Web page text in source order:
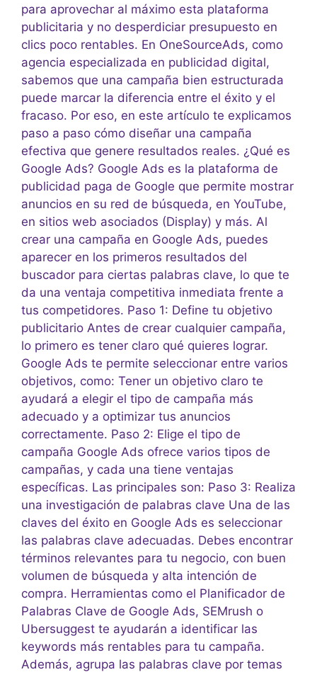
para aprovechar al máximo esta plataforma
publicitaria y no desperdiciar presupuesto en
clics poco rentables. En OneSourceAds, como
agencia especializada en publicidad digital,
sabemos que una campaña bien estructurada
puede marcar la diferencia entre el éxito y el
fracaso. Por eso, en este artículo te explicamos
paso a paso cómo diseñar una campaña
efectiva que genere resultados reales. ¿Qué es
Google Ads? Google Ads es la plataforma de
publicidad paga de Google que permite mostrar
anuncios en su red de búsqueda, en YouTube,
en sitios web asociados (Display) y más. Al
crear una campaña en Google Ads, puedes
aparecer en los primeros resultados del
buscador para ciertas palabras clave, lo que te
da una ventaja competitiva inmediata frente a
tus competidores. Paso 1: Define tu objetivo
publicitario Antes de crear cualquier campaña,
lo primero es tener claro qué quieres lograr.
Google Ads te permite seleccionar entre varios
objetivos, como: Tener un objetivo claro te
ayudará a elegir el tipo de campaña más
adecuado y a optimizar tus anuncios
correctamente. Paso 2: Elige el tipo de
campaña Google Ads ofrece varios tipos de
campañas, y cada una tiene ventajas
específicas. Las principales son: Paso 3: Realiza
una investigación de palabras clave Una de las
claves del éxito en Google Ads es seleccionar
las palabras clave adecuadas. Debes encontrar
términos relevantes para tu negocio, con buen
volumen de búsqueda y alta intención de
compra. Herramientas como el Planificador de
Palabras Clave de Google Ads, SEMrush o
Ubersuggest te ayudarán a identificar las
keywords más rentables para tu campaña.
Además, agrupa las palabras clave por temas